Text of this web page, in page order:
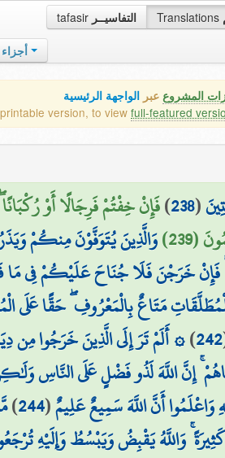
tafasir التفاسيــر Translations
المشروع عبر الواجهة الرئيسية
version, to view full-featured
(
238
)فَإِنْ خِفْتُمْ فَرِجَالًا أَوْ
وَالَّذِينَ يُتَوَفَّوْنَ مِنكُمْ
فَإِنْ خَرَجْنَ فَلَا جُنَاحَ عَلَيْكُمْ فِي
مَتَاعٌ بِالْمَعْرُوفِ ۖ حَقًّا عَلَى
242
)۞ أَلَمْ تَرَ إِلَى الَّذِينَ خَرَجُوا مِن
إِنَّ اللَّهَ لَذُو فَضْلٍ عَلَى النَّاسِ
وَاعْلَمُوا أَنَّ اللَّهَ سَمِيعٌ عَلِيمٌ(
244
)
وَاللَّهُ يَقْبِضُ وَيَبْسُطُ وَإِلَيْهِ